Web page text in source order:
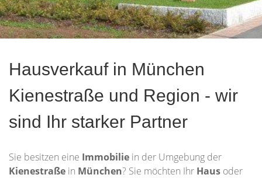
Hausverkauf in München
Kienestraße und Region - wir
sind Ihr starker Partner
Sie besitzen eine Immobilie in der Umgebung der
Kienestraße in München? Sie möchten Ihr Haus oder